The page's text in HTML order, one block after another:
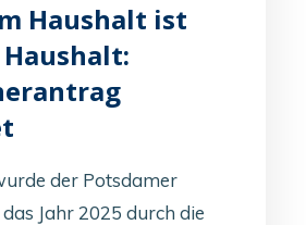
Haushalt ist
der Potsdamer
Jahr 2025 durch die